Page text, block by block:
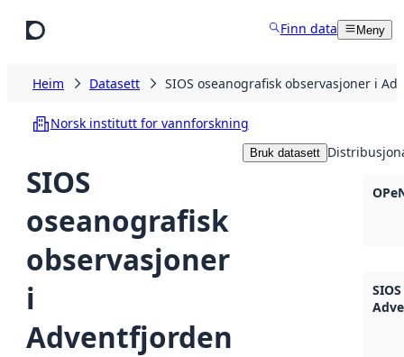
Finn data Meny
Heim Datasett SIOS oseanografisk observasjoner i
Norsk institutt for vannforskning
SIOS
oseanografisk
observasjoner
i
Adventfjorden
Bruk datasett